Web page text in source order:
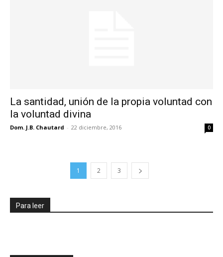
La santidad, unión de la propia voluntad con
la voluntad divina
Dom. J.B. Chautard - 22 diciembre, 2016 0
1 2 3
Para leer